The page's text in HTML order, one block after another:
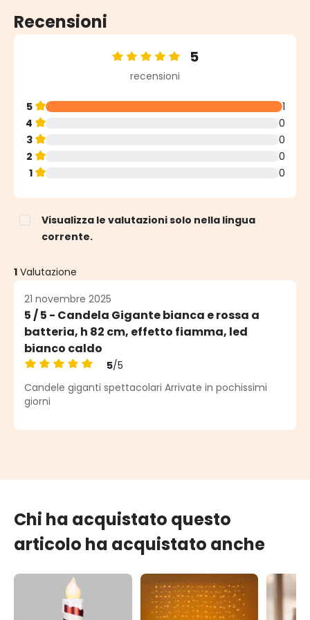
Recensioni
Valutazione media di 5 su 5 stelle
5
recensioni
5
1
4
0
3
0
2
0
1
0
Visualizza le valutazioni solo nella lingua
corrente.
1 Valutazione
21 novembre 2025
5 / 5 - Candela Gigante bianca e rossa a
batteria, h 82 cm, effetto fiamma, led
bianco caldo
Valutazione media di 5 su 5 stelle
5/5
Candele giganti spettacolari Arrivate in pochissimi
giorni
Chi ha acquistato questo
articolo ha acquistato anche